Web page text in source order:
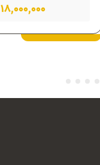
18,000,000